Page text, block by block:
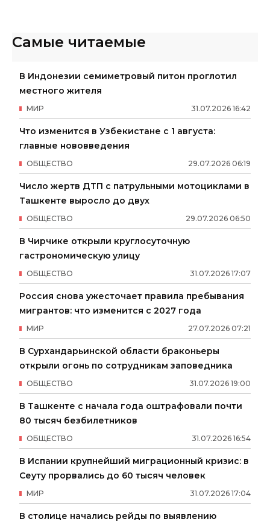
Самые читаемые
В Индонезии семиметровый питон проглотил
местного жителя
31.07.2026 16:42
МИР
Что изменится в Узбекистане с 1 августа:
главные нововведения
29.07.2026 06:19
ОБЩЕСТВО
Число жертв ДТП с патрульными мотоциклами в
Ташкенте выросло до двух
29.07.2026 06:50
ОБЩЕСТВО
В Чирчике открыли круглосуточную
гастрономическую улицу
31.07.2026 17:07
ОБЩЕСТВО
Россия снова ужесточает правила пребывания
мигрантов: что изменится с 2027 года
27.07.2026 07:21
МИР
В Сурхандарьинской области браконьеры
открыли огонь по сотрудникам заповедника
31.07.2026 19:00
ОБЩЕСТВО
В Ташкенте с начала года оштрафовали почти
80 тысяч безбилетников
31.07.2026 16:54
ОБЩЕСТВО
В Испании крупнейший миграционный кризис: в
Сеуту прорвались до 60 тысяч человек
31.07.2026 17:04
МИР
В столице начались рейды по выявлению